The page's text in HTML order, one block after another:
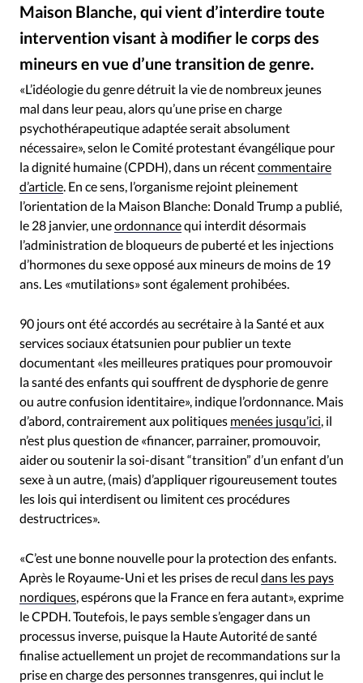
Devise:CHF
RUBRIQUES
Toute l'actualité Bible Culture
Economie
Eglises
Histoire Laicité
Liberté religieuse
Mission
Monde People Politique
Religions
Société
Maison Blanche, qui vient d’interdire toute
intervention visant à modifier le corps des
mineurs en vue d’une transition de genre.
©Vladimir Vladimirov / Getty Images
«L’idéologie du genre détruit la vie de nombreux jeunes
mal dans leur peau, alors qu’une prise en charge
psychothérapeutique adaptée serait absolument
nécessaire», selon le Comité protestant évangélique pour
la dignité humaine (CPDH), dans un récentcommentaire
d’article . En ce sens, l’organisme rejoint pleinement
l’orientation de la Maison Blanche: Donald Trump a publié,
le 28 janvier, uneordonnancequi interdit désormais
l’administration de bloqueurs de puberté et les injections
d’hormones du sexe opposé aux mineurs de moins de 19
ans. Les «mutilations» sont également prohibées.
90 jours ont été accordés au secrétaire à la Santé et aux
services sociaux étatsunien pour publier un texte
documentant «les meilleures pratiques pour promouvoir
la santé des enfants qui souffrent de dysphorie de genre
ou autre confusion identitaire», indique l’ordonnance. Mais
d’abord, contrairement aux politiques menées jusqu’ici, il
n’est plus question de «financer, parrainer, promouvoir,
aider ou soutenir la soi-disant “transition” d’un enfant d’un
sexe à un autre, (mais) d’appliquer rigoureusement toutes
les lois qui interdisent ou limitent ces procédures
destructrices».
«C’est une bonne nouvelle pour la protection des enfants.
Après le Royaume-Uni et les prises de recul dans les pays
nordiques, espérons que la France en fera autant», exprime
le CPDH. Toutefois, le pays semble s’engager dans un
processus inverse, puisque la Haute Autorité de santé
finalise actuellement un projet de recommandations sur la
prise en charge des personnes transgenres, qui inclut le